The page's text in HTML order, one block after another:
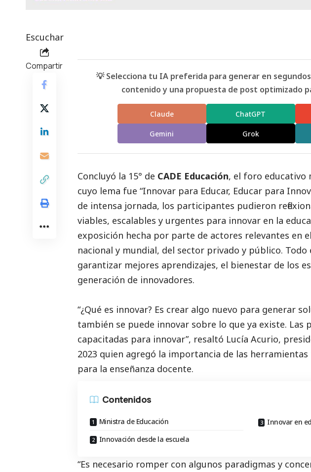
Escuchar
Compartir
💡 Selecciona tu IA preferida para generar en
contenido y una propuesta de post optimizado
Claude ChatGPT
Gemini Grok
Concluyó la 15° de CADE Educación, el foro educativo
cuyo lema fue “Innovar para Educar, Educar para
de intensa jornada, los participantes pudieron
viables, escalables y urgentes para innovar en la
exposición hecha por parte de actores relevantes en
nacional y mundial, del sector privado y público.
garantizar mejores aprendizajes, el bienestar de los
generación de innovadores.
“¿Qué es innovar? Es crear algo nuevo para generar
también se puede innovar sobre lo que ya existe. Las
capacitadas para innovar”, resaltó Lucía Acurio,
2023 quien agregó la importancia de las
para la enseñanza docente.
Contenidos
Ministra de Educación
Innovación desde la escuela
Innovar en
“Es necesario romper con algunos paradigmas y